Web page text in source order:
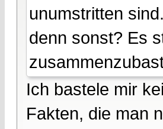
unumstritten
denn sonst? Es
Ich bastele mir
Fakten, die man